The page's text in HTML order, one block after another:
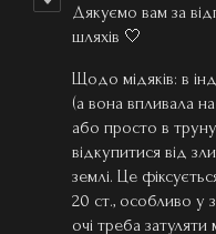
Дякуємо вам за
шляхів 🤍
Щодо мідяків: в
(а вона впливала
або просто в
відкупитися від
землі. Це
20 ст., особливо у
очі треба